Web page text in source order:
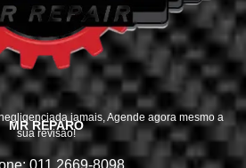
MR REPARO
jamais, Agende agora mesmo a
sua revisão!
011 2669-8098